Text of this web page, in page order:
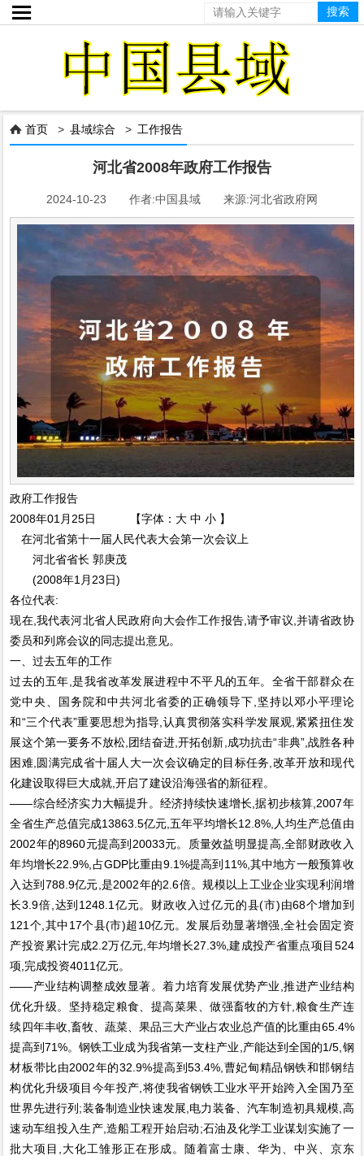

 首页 >县域综合 > 工作报告
河北省2008年政府工作报告
2024-10-23 作者:中国县域 来源:河北省政府网
政府工作报告
2008年01月25日 【字体：大 中 小 】
在河北省第十一届人民代表大会第一次会议上
河北省省长 郭庚茂
(2008年1月23日)
各位代表:
现在,我代表河北省人民政府向大会作工作报告,请予审议,并请省政协
委员和列席会议的同志提出意见。
一、过去五年的工作
过去的五年,是我省改革发展进程中不平凡的五年。全省干部群众在
党中央、国务院和中共河北省委的正确领导下,坚持以邓小平理论
和“三个代表”重要思想为指导,认真贯彻落实科学发展观,紧紧扭住发
展这个第一要务不放松,团结奋进,开拓创新,成功抗击“非典”,战胜各种
困难,圆满完成省十届人大一次会议确定的目标任务,改革开放和现代
化建设取得巨大成就,开启了建设沿海强省的新征程。
——综合经济实力大幅提升。经济持续快速增长,据初步核算,2007年
全省生产总值完成13863.5亿元,五年平均增长12.8%,人均生产总值由
2002年的8960元提高到20033元。质量效益明显提高,全部财政收入
年均增长22.9%,占GDP比重由9.1%提高到11%,其中地方一般预算收
入达到788.9亿元,是2002年的2.6倍。规模以上工业企业实现利润增
长3.9倍,达到1248.1亿元。财政收入过亿元的县(市)由68个增加到
121个,其中17个县(市)超10亿元。发展后劲显著增强,全社会固定资
产投资累计完成2.2万亿元,年均增长27.3%,建成投产省重点项目524
项,完成投资4011亿元。
——产业结构调整成效显著。着力培育发展优势产业,推进产业结构
优化升级。坚持稳定粮食、提高菜果、做强畜牧的方针,粮食生产连
续四年丰收,畜牧、蔬菜、果品三大产业占农业总产值的比重由65.4%
提高到71%。钢铁工业成为我省第一支柱产业,产能达到全国的1/5,钢
材板带比由2002年的32.9%提高到53.4%,曹妃甸精品钢铁和邯钢结
构优化升级项目今年投产,将使我省钢铁工业水平开始跨入全国乃至
世界先进行列;装备制造业快速发展,电力装备、汽车制造初具规模,高
速动车组投入生产,造船工程开始启动;石油及化学工业谋划实施了一
批大项目,大化工雏形正在形成。随着富士康、华为、中兴、京东